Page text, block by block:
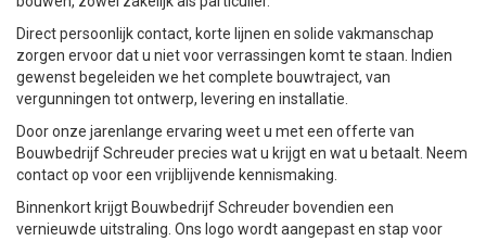
Direct persoonlijk contact, korte lijnen en solide vakmanschap
zorgen ervoor dat u niet voor verrassingen komt te staan. Indien
gewenst begeleiden we het complete bouwtraject, van
vergunningen tot ontwerp, levering en installatie.
Door onze jarenlange ervaring weet u met een offerte van
Bouwbedrijf Schreuder precies wat u krijgt en wat u betaalt. Neem
contact op voor een vrijblijvende kennismaking.
Binnenkort krijgt Bouwbedrijf Schreuder bovendien een
vernieuwde uitstraling. Ons logo wordt aangepast en stap voor